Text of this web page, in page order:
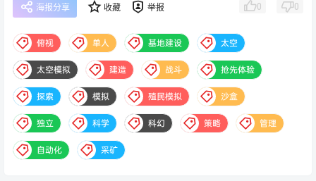
海报分享 收藏 举报 0 0
俯视 单人 基地建设 太空
太空模拟 建造 战斗 抢先体验
探索 模拟 殖民模拟 沙盒
独立 科学 科幻 策略 管理
自动化 采矿